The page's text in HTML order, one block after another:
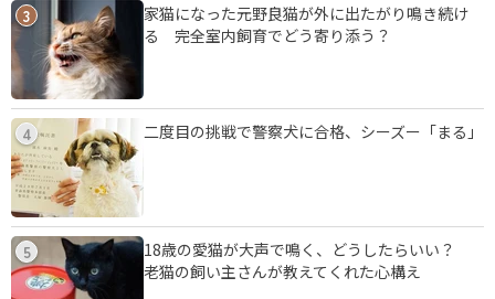
3
家猫になった元野良猫が外に出たがり鳴き続け
る 完全室内飼育でどう寄り添う？
4 二度目の挑戦で警察犬に合格、シーズー「まる」
5
18歳の愛猫が大声で鳴く、どうしたらいい？
老猫の飼い主さんが教えてくれた心構え